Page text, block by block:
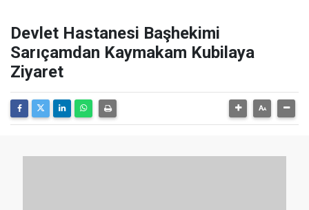
Devlet Hastanesi Başhekimi
Sarıçamdan Kaymakam Kubilaya
Ziyaret